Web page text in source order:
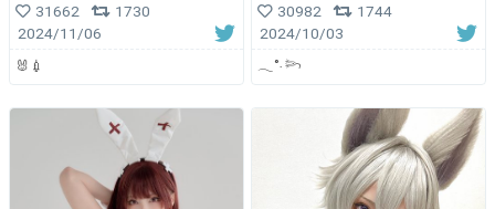
31662
1730
2024/11/06
🐰💉
30982
1744
2024/10/03
𓂃˚‧ 𓆸